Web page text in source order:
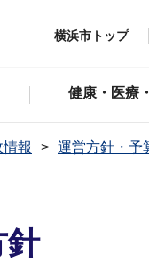
横浜市トップ
健康・医療
情報 運営方針・予